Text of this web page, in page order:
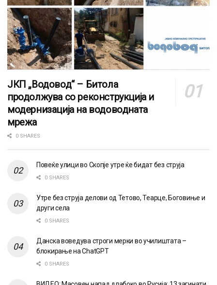
ЈКП „Водовод“ – Битола
продолжува со реконструкција и
модернизација на водоводната
мрежа
0 SHARES
Повеќе улици во Скопје утре ќе бидат без струја
0 SHARES
Утре без струја делови од Тетово, Теарце, Боговиње и
други села
0 SHARES
Данска воведува строги мерки во училиштата –
блокирање на ChatGPT
0 SHARES